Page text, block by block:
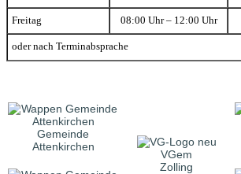
Freitag 08:00 Uhr – 12:00 Uhr
oder nach Terminabsprache
Gemeinde
Attenkirchen
VGem
Zolling